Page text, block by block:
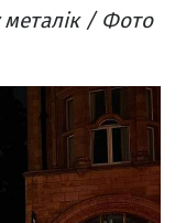
металік / Фото